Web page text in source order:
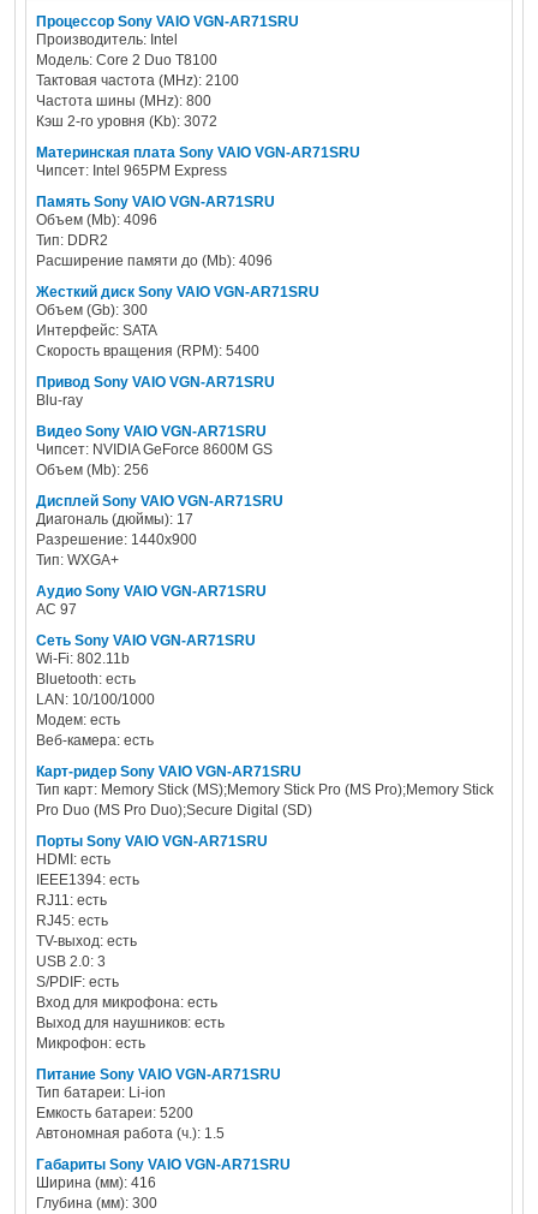
Процессор Sony VAIO VGN-AR71SRU
Производитель: Intel
Модель: Core 2 Duo T8100
Тактовая частота (MHz): 2100
Частота шины (MHz): 800
Кэш 2-го уровня (Kb): 3072
Материнская плата Sony VAIO VGN-AR71SRU
Чипсет: Intel 965PM Express
Память Sony VAIO VGN-AR71SRU
Объем (Mb): 4096
Тип: DDR2
Расширение памяти до (Mb): 4096
Жесткий диск Sony VAIO VGN-AR71SRU
Объем (Gb): 300
Интерфейс: SATA
Скорость вращения (RPM): 5400
Привод Sony VAIO VGN-AR71SRU
Blu-ray
Видео Sony VAIO VGN-AR71SRU
Чипсет: NVIDIA GeForce 8600M GS
Объем (Mb): 256
Дисплей Sony VAIO VGN-AR71SRU
Диагональ (дюймы): 17
Разрешение: 1440x900
Тип: WXGA+
Аудио Sony VAIO VGN-AR71SRU
AC 97
Сеть Sony VAIO VGN-AR71SRU
Wi-Fi: 802.11b
Bluetooth: есть
LAN: 10/100/1000
Модем: есть
Веб-камера: есть
Карт-ридер Sony VAIO VGN-AR71SRU
Тип карт: Memory Stick (MS);Memory Stick Pro (MS Pro);Memory Stick
Pro Duo (MS Pro Duo);Secure Digital (SD)
Порты Sony VAIO VGN-AR71SRU
HDMI: есть
IEEE1394: есть
RJ11: есть
RJ45: есть
TV-выход: есть
USB 2.0: 3
S/PDIF: есть
Вход для микрофона: есть
Выход для наушников: есть
Микрофон: есть
Питание Sony VAIO VGN-AR71SRU
Тип батареи: Li-ion
Емкость батареи: 5200
Автономная работа (ч.): 1.5
Габариты Sony VAIO VGN-AR71SRU
Ширина (мм): 416
Глубина (мм): 300